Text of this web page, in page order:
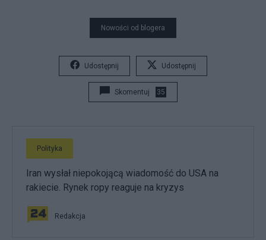
Nowości od blogera
Udostępnij Udostępnij
Skomentuj 35
Polityka
Iran wysłał niepokojącą wiadomość do USA na
rakiecie. Rynek ropy reaguje na kryzys
Redakcja